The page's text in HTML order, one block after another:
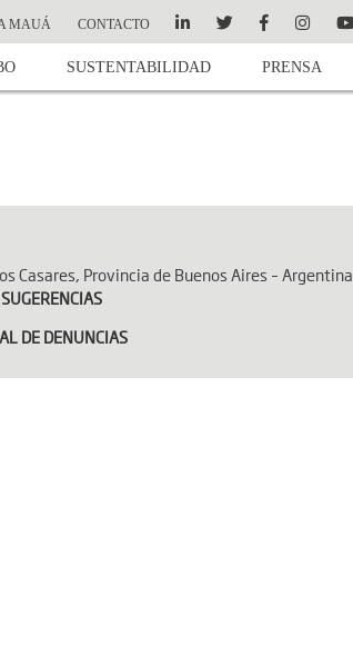
MAUÁ CONTACTO
SUSTENTABILIDAD PRENSA
Casares, Provincia de Buenos Aires – Argentina
DE DENUNCIAS